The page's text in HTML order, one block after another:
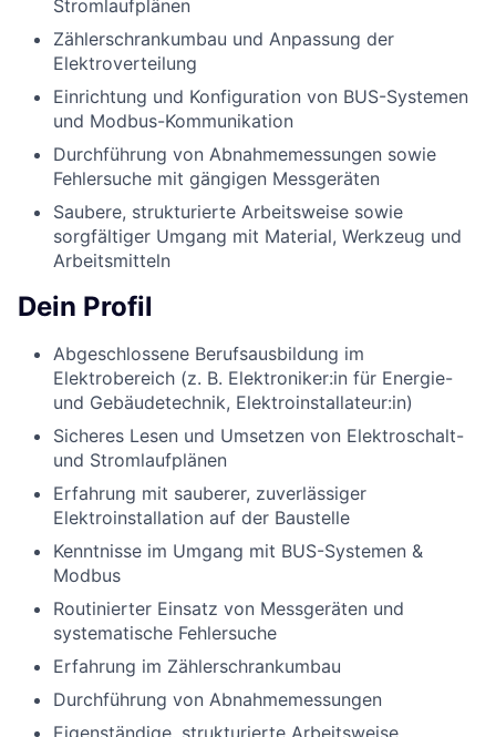
Stromlaufplänen
Zählerschrankumbau und Anpassung der
Elektroverteilung
Einrichtung und Konfiguration von BUS-Systemen
und Modbus-Kommunikation
Durchführung von Abnahmemessungen sowie
Fehlersuche mit gängigen Messgeräten
Saubere, strukturierte Arbeitsweise sowie
sorgfältiger Umgang mit Material, Werkzeug und
Arbeitsmitteln
Dein Profil
Abgeschlossene Berufsausbildung im
Elektrobereich (z. B. Elektroniker:in für Energie-
und Gebäudetechnik, Elektroinstallateur:in)
Sicheres Lesen und Umsetzen von Elektroschalt-
und Stromlaufplänen
Erfahrung mit sauberer, zuverlässiger
Elektroinstallation auf der Baustelle
Kenntnisse im Umgang mit BUS-Systemen &
Modbus
Routinierter Einsatz von Messgeräten und
systematische Fehlersuche
Erfahrung im Zählerschrankumbau
Durchführung von Abnahmemessungen